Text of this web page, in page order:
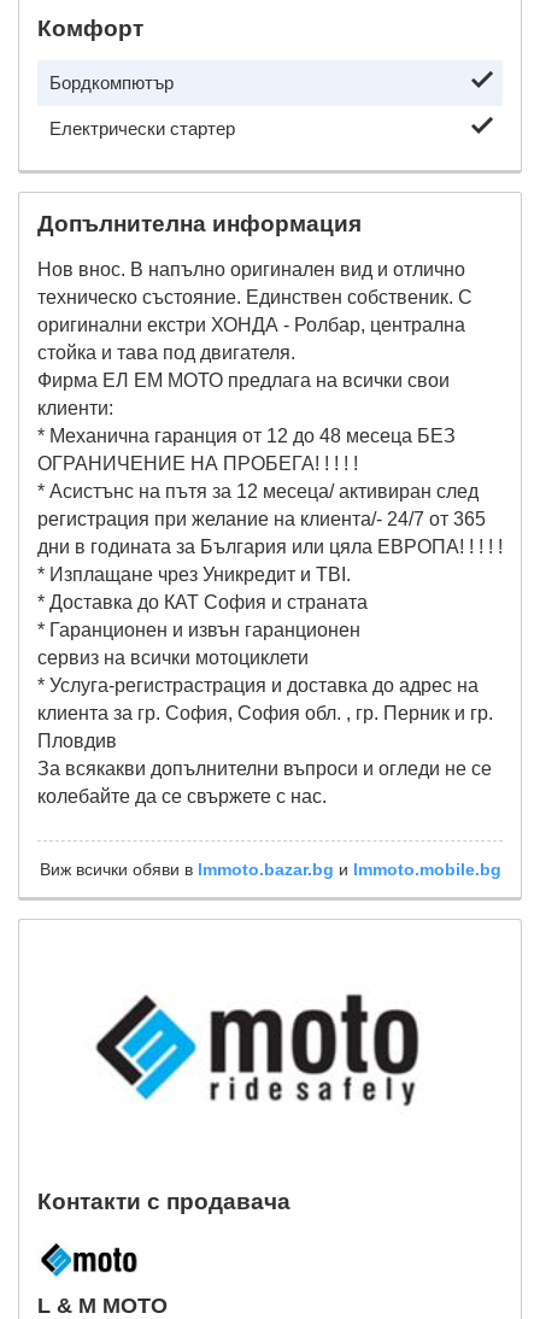
Комфорт
Бордкомпютър
Електрически стартер
Допълнителна информация
Нов внос. В напълно оригинален вид и отлично
техническо състояние. Единствен собственик. С
оригинални екстри ХОНДА - Ролбар, централна
стойка и тава под двигателя.
Фирма ЕЛ ЕМ МОТО предлага на всички свои
клиенти:
* Механична гаранция от 12 до 48 месеца БЕЗ
ОГРАНИЧЕНИЕ НА ПРОБЕГА! ! ! ! !
* Асистънс на пътя за 12 месеца/ активиран след
регистрация при желание на клиента/- 24/7 от 365
дни в годината за България или цяла ЕВРОПА! ! ! ! !
* Изплащане чрез Уникредит и TBI.
* Доставка до КАТ София и страната
* Гаранционен и извън гаранционен
сервиз на всички мотоциклети
* Услуга-регистрастрация и доставка до адрес на
клиента за гр. София, София обл. , гр. Перник и гр.
Пловдив
За всякакви допълнителни въпроси и огледи не се
колебайте да се свържете с нас.
Виж всички обяви в lmmoto.bazar.bg и lmmoto.mobile.bg
Контакти с продавача
L & M MOTO